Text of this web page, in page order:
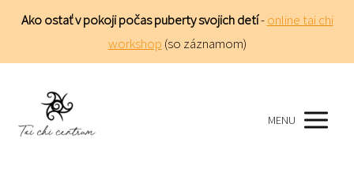
Ako ostať v pokoji počas puberty svojich detí-online tai chi
workshop (so záznamom)
MENU